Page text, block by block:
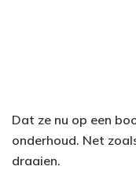
Dat ze nu op een
onderhoud. Net
draaien.